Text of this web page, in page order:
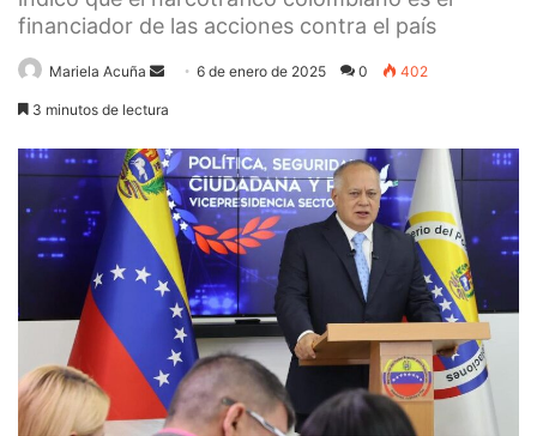
financiador de las acciones contra el país
Mariela Acuña
Send6 de enero de 2025 0 402
3 minutos de lectura